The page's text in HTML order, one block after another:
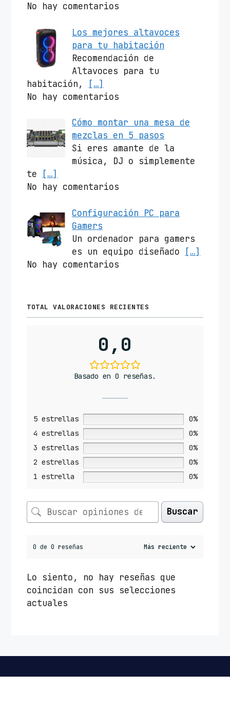
No hay comentarios
Los mejores altavoces
para tu habitación
Recomendación de
Altavoces para tu
habitación,
[…]
No hay comentarios
Cómo montar una mesa de
mezclas en 5 pasos
Si eres amante de la
música, DJ o simplemente
te
[…]
No hay comentarios
Configuración PC para
Gamers
Un ordenador para gamers
es un equipo diseñado
[…]
No hay comentarios
TOTAL VALORACIONES RECIENTES
0,0
Basado en 0 reseñas.
5 estrellas
0%
4 estrellas
0%
3 estrellas
0%
2 estrellas
0%
1 estrella
0%
Buscar
0 de 0 reseñas
Lo siento, no hay reseñas que
coincidan con sus selecciones
actuales